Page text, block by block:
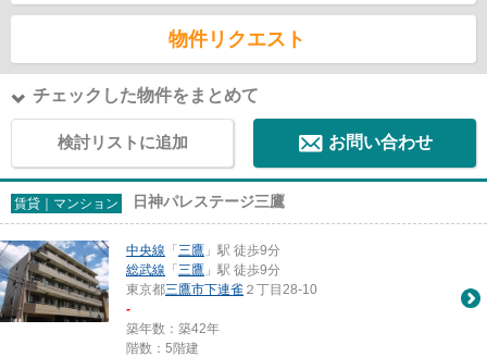
物件リクエスト
チェックした物件をまとめて
検討リストに追加 お問い合わせ
賃貸｜マンション 日神パレステージ三鷹
中央線 「 三鷹 」駅 徒歩9分
総武線 「 三鷹 」駅 徒歩9分
東京都三鷹市下連雀 ２丁目28-10
-
築年数：築42年
階数：5階建